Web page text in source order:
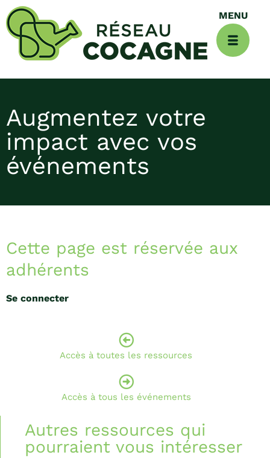
Augmentez votre
impact avec vos
événements
Cette page est réservée aux
adhérents
Se connecter
Accès à toutes les ressources
Accès à tous les événements
Autres ressources qui
pourraient vous intéresser